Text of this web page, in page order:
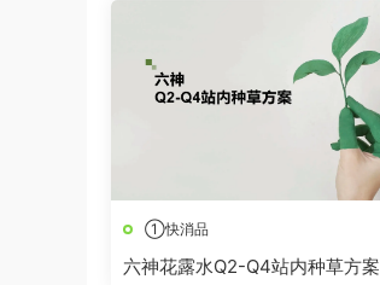
①快消品
六神花露水Q2-Q4站内种草方案